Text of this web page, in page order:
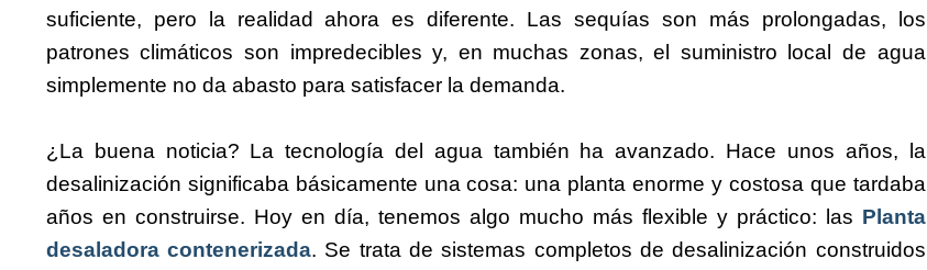
suficiente, pero la realidad ahora es diferente. Las sequías son más prolongadas, los
patrones climáticos son impredecibles y, en muchas zonas, el suministro local de agua
simplemente no da abasto para satisfacer la demanda.
¿La buena noticia? La tecnología del agua también ha avanzado. Hace unos años, la
desalinización significaba básicamente una cosa: una planta enorme y costosa que tardaba
años en construirse. Hoy en día, tenemos algo mucho más flexible y práctico: las Planta
desaladora contenerizada. Se trata de sistemas completos de desalinización construidos